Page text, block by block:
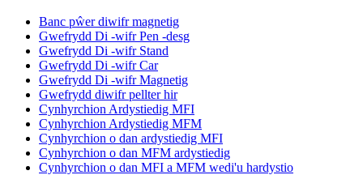
Banc pŵer diwifr magnetig
Gwefrydd Di -wifr Pen -desg
Gwefrydd Di -wifr Stand
Gwefrydd Di -wifr Car
Gwefrydd Di -wifr Magnetig
Gwefrydd diwifr pellter hir
Cynhyrchion Ardystiedig MFI
Cynhyrchion Ardystiedig MFM
Cynhyrchion o dan ardystiedig MFI
Cynhyrchion o dan MFM ardystiedig
Cynhyrchion o dan MFI a MFM wedi'u hardystio